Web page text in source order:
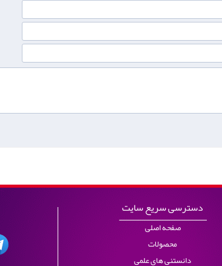
دسترسی سریع سایت
صفحه اصلی
محصولات
دانستنی های علمی